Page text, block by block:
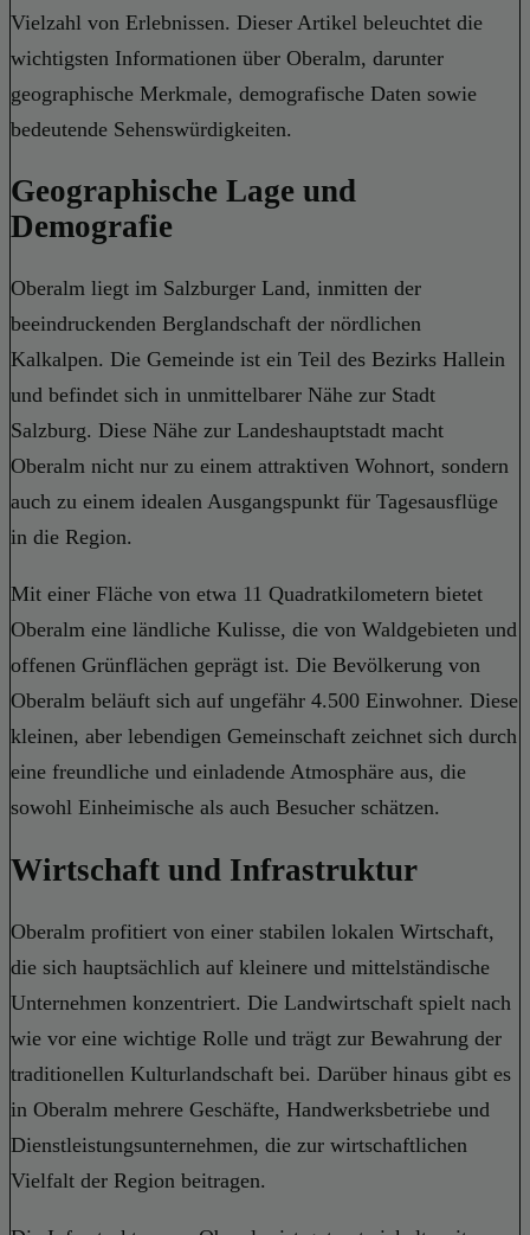
Vielzahl von Erlebnissen. Dieser Artikel beleuchtet die
wichtigsten Informationen über Oberalm, darunter
geographische Merkmale, demografische Daten sowie
bedeutende Sehenswürdigkeiten.
Geographische Lage und
Demografie
Oberalm liegt im Salzburger Land, inmitten der
beeindruckenden Berglandschaft der nördlichen
Kalkalpen. Die Gemeinde ist ein Teil des Bezirks Hallein
und befindet sich in unmittelbarer Nähe zur Stadt
Salzburg. Diese Nähe zur Landeshauptstadt macht
Oberalm nicht nur zu einem attraktiven Wohnort, sondern
auch zu einem idealen Ausgangspunkt für Tagesausflüge
in die Region.
Mit einer Fläche von etwa 11 Quadratkilometern bietet
Oberalm eine ländliche Kulisse, die von Waldgebieten und
offenen Grünflächen geprägt ist. Die Bevölkerung von
Oberalm beläuft sich auf ungefähr 4.500 Einwohner. Diese
kleinen, aber lebendigen Gemeinschaft zeichnet sich durch
eine freundliche und einladende Atmosphäre aus, die
sowohl Einheimische als auch Besucher schätzen.
Wirtschaft und Infrastruktur
Oberalm profitiert von einer stabilen lokalen Wirtschaft,
die sich hauptsächlich auf kleinere und mittelständische
Unternehmen konzentriert. Die Landwirtschaft spielt nach
wie vor eine wichtige Rolle und trägt zur Bewahrung der
traditionellen Kulturlandschaft bei. Darüber hinaus gibt es
in Oberalm mehrere Geschäfte, Handwerksbetriebe und
Dienstleistungsunternehmen, die zur wirtschaftlichen
Vielfalt der Region beitragen.